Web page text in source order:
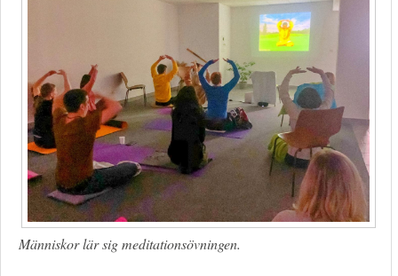
Människor lär sig meditationsövningen.